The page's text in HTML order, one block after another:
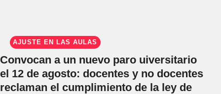
AJUSTE EN LAS AULAS
Convocan a un nuevo paro uiversitario
el 12 de agosto: docentes y no docentes
reclaman el cumplimiento de la ley de